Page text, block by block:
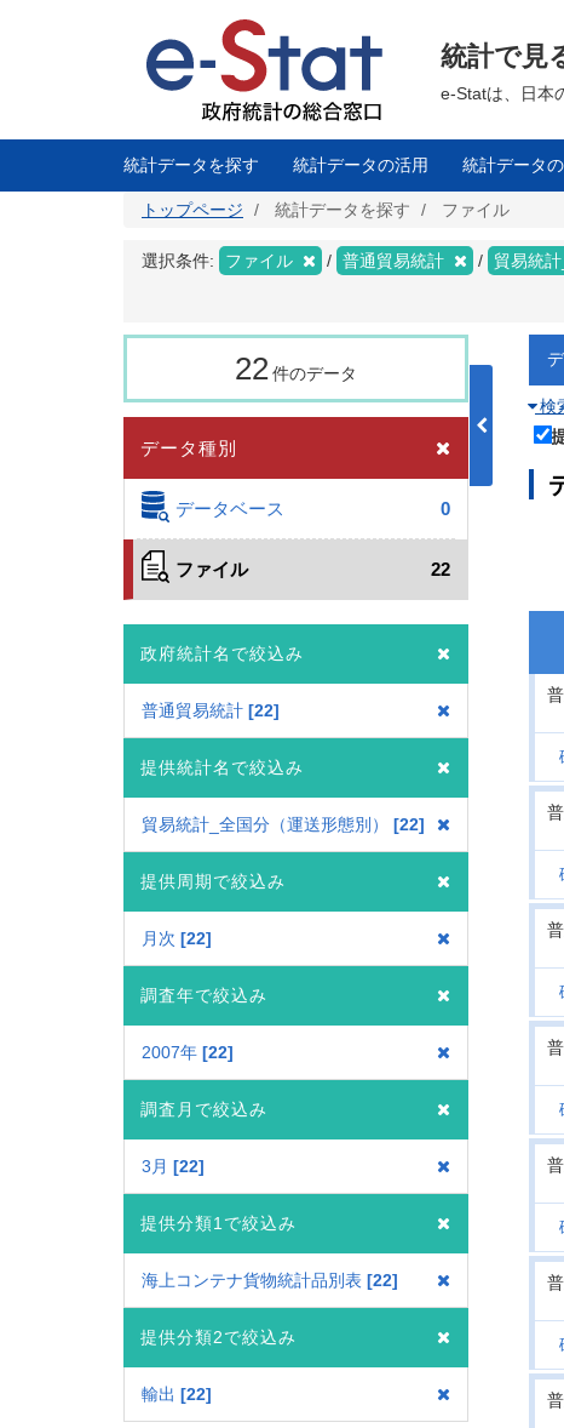
に
統計で見
e-Statは、日本
統計データを探す 統計データの活用 統計データ
トップページ 統計データを探す ファイル
選択条件: ファイル 普通貿易統計 貿易統
22件のデータ
データ種別
データベース 0
ファイル 22
政府統計名で絞込み
普通貿易統計 22
提供統計名で絞込み
貿易統計_全国分（運送形態別） 22
提供周期で絞込み
月次 22
調査年で絞込み
2007年 22
調査月で絞込み
3月 22
提供分類1で絞込み
海上コンテナ貨物統計品別表 22
提供分類2で絞込み
輸出 22
検